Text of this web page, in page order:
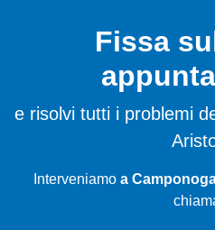
Fissa
e risolvi tutti i problemi
Interveniamo a